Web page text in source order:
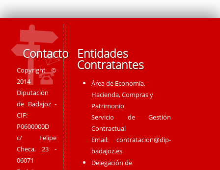
Contacto
Copyright ©
2014
Diputación
de Badajoz -
CIF:
P0600000D
c/ Felipe
Checa, 23 -
06071
Entidades
Contratantes
Área de Economía,
Hacienda, Compras y
Patrimonio
Servicio de Gestión
Contractual
Email:contratacion@dip-
badajoz.es
Delegación de